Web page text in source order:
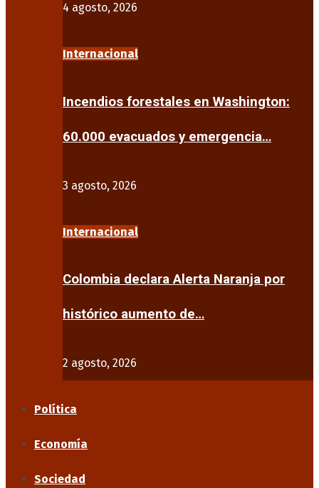
4 agosto, 2026
Internacional
Incendios forestales en Washington:
60.000 evacuados y emergencia…
3 agosto, 2026
Internacional
Colombia declara Alerta Naranja por
histórico aumento de…
2 agosto, 2026
Política
Economía
Sociedad